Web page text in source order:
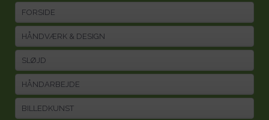
FORSIDE
HÅNDVÆRK & DESIGN
SLØJD
HÅNDARBEJDE
BILLEDKUNST